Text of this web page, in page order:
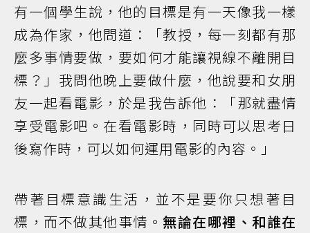
有一個學生說，他的目標是有一天像我一樣
成為作家，他問道：「教授，每一刻都有那
麼多事情要做，要如何才能讓視線不離開目
標？」我問他晚上要做什麼，他說要和女朋
友一起看電影，於是我告訴他：「那就盡情
享受電影吧。在看電影時，同時可以思考日
後寫作時，可以如何運用電影的內容。」
帶著目標意識生活，並不是要你只想著目
標，而不做其他事情。 無論在哪裡、和誰在